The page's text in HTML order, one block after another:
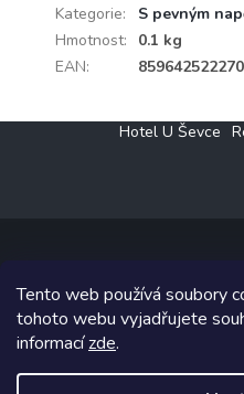
Tento web používá soubory
tohoto webu vyjadřujete
informacízde.
Kategorie:
S pevným
Hmotnost:
0.1 kg
EAN:
Hotel U Ševce
Copyright 2026Elektro Klesný
Grafický návrh vytvořil a na